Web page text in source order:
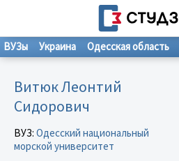
ВУЗы Украина Одесская область
Витюк Леонтий
Сидорович
ВУЗ: Одесский национальный
морской университет